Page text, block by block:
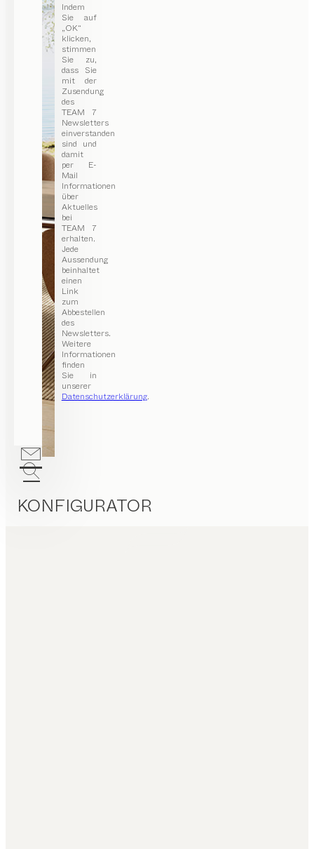
Indem
Sie auf
„OK“
klicken,
stimmen
Sie zu,
dass Sie
mit der
Zusendung
des
TEAM 7
Newsletters
einverstanden
sind und
damit
per E-
Mail
Informationen
über
Aktuelles
bei
TEAM 7
erhalten.
Jede
Aussendung
beinhaltet
einen
Link
zum
Abbestellen
des
Newsletters.
Weitere
Informationen
finden
Sie in
unserer
Datenschutzerklärung.
KONFIGURATOR